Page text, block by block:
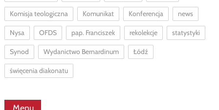
Komisja teologiczna Komunikat Konferencja news
Nysa OFDS pap. Franciszek rekolekcje statystyki
Synod Wydanictwo Bernardinum Łódź
święcenia diakonatu